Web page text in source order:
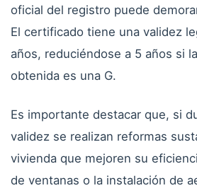
oficial del registro puede
El certificado tiene una validez
años, reduciéndose a 5 años si
obtenida es una G.
Es importante destacar que, si
validez se realizan reformas
vivienda que mejoren su
de ventanas o la instalación de